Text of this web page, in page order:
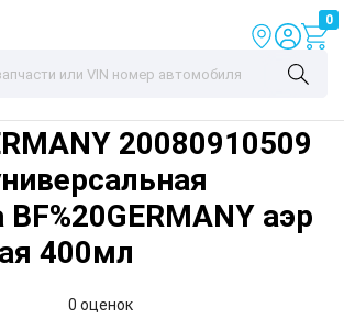
0
20080910509
аэр
400мл
0 оценок